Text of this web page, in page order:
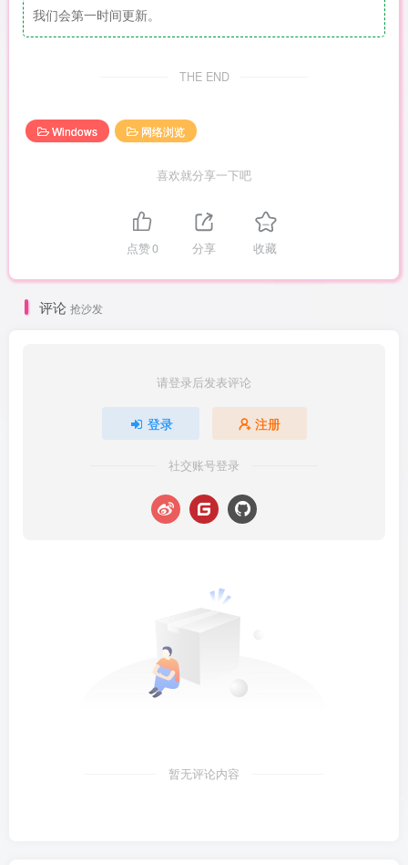
我们会第一时间更新。
THE END
Windows 网络浏览
喜欢就分享一下吧
点赞0 分享 收藏
评论 抢沙发
请登录后发表评论
登录 注册
社交账号登录
暂无评论内容